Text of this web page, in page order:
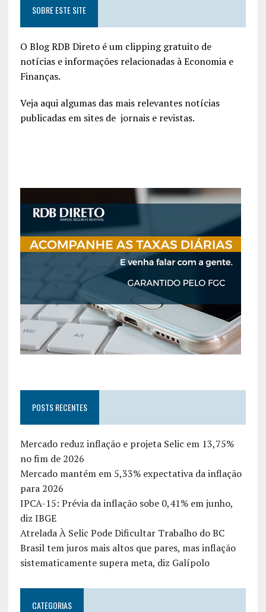
SOBRE ESTE SITE
O Blog RDB Direto é um clipping gratuito de
notícias e informações relacionadas à Economia e
Finanças.
Veja aqui algumas das mais relevantes notícias
publicadas em sites de jornais e revistas.
POSTS RECENTES
Mercado reduz inflação e projeta Selic em 13,75%
no fim de 2026
Mercado mantém em 5,33% expectativa da inflação
para 2026
IPCA-15: Prévia da inflação sobe 0,41% em junho,
diz IBGE
Atrelada À Selic Pode Dificultar Trabalho do BC
Brasil tem juros mais altos que pares, mas inflação
sistematicamente supera meta, diz Galípolo
CATEGORIAS